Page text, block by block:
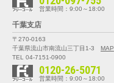
営業時間：9:00～18:00
千葉支店
〒270-0163
千葉県流山市南流山三丁目1-3
MAP
TEL 04-7151-0900
0120-26-5071
営業時間：9:00～18:00